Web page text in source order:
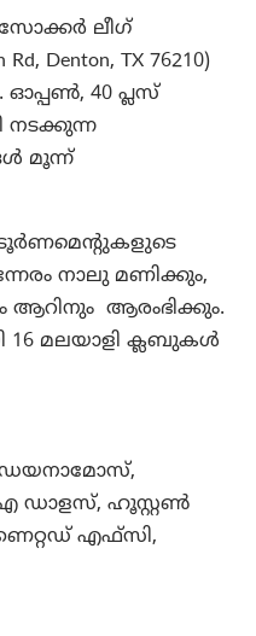
ലീഗ്
Denton, TX 76210)
ഓപ്പൺ, 40 പ്ലസ്
നടക്കുന്ന
മൂന്ന്
ടൂർണമെന്റുകളുടെ
നാലു മണിക്കും,
ആരംഭിക്കും.
16 മലയാളി ക്ലബുകൾ
ഡാളസ്, ഹൂസ്റ്റൺ
എഫ്‌സി,